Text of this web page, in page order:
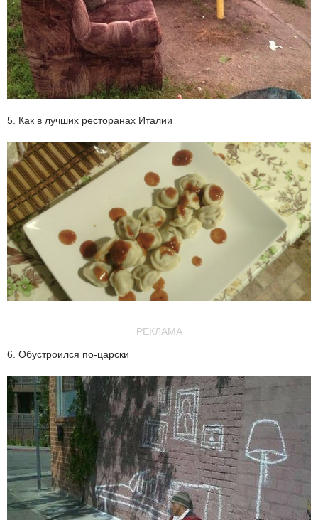
5. Как в лучших ресторанах Италии
РЕКЛАМА
6. Обустроился по-царски